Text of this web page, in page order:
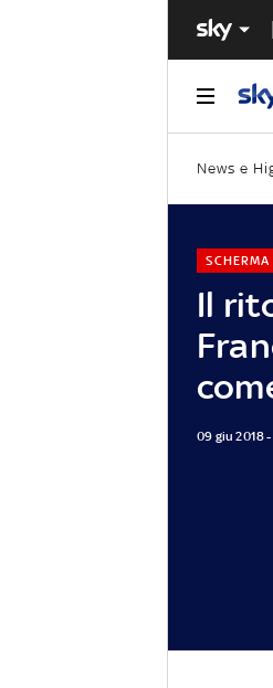
News e
Il
SCHERMA
09 giu 2018 -